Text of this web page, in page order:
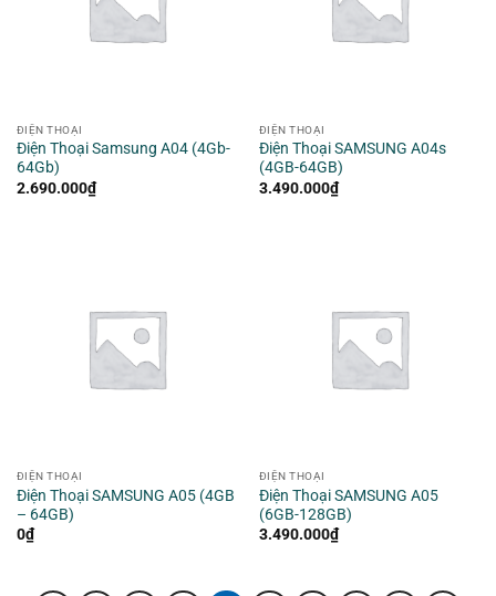
ĐIỆN THOẠI
Điện Thoại Samsung A04 (4Gb-
64Gb)
2.690.000₫
ĐIỆN THOẠI
Điện Thoại SAMSUNG A04s
(4GB-64GB)
3.490.000₫
ĐIỆN THOẠI
Điện Thoại SAMSUNG A05 (4GB
– 64GB)
0₫
ĐIỆN THOẠI
Điện Thoại SAMSUNG A05
(6GB-128GB)
3.490.000₫